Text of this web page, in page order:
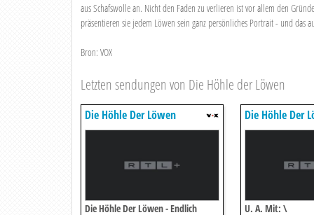
aus Schafswolle an. Nicht den Faden zu verlieren ist vor allem den
präsentieren sie jedem Löwen sein ganz persönliches Portrait - und das
Bron: VOX
Letzten sendungen von Die Höhle der Löwen
Die Höhle Der Löwen
Die Höhle Der Löwen - Endlich
Die Höhle Der
U. A. Mit: \